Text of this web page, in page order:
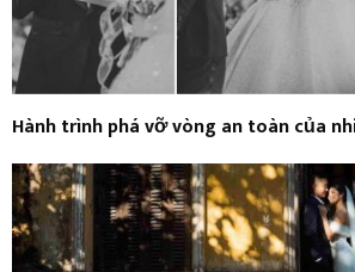
Hành trình phá vỡ vòng an toàn của